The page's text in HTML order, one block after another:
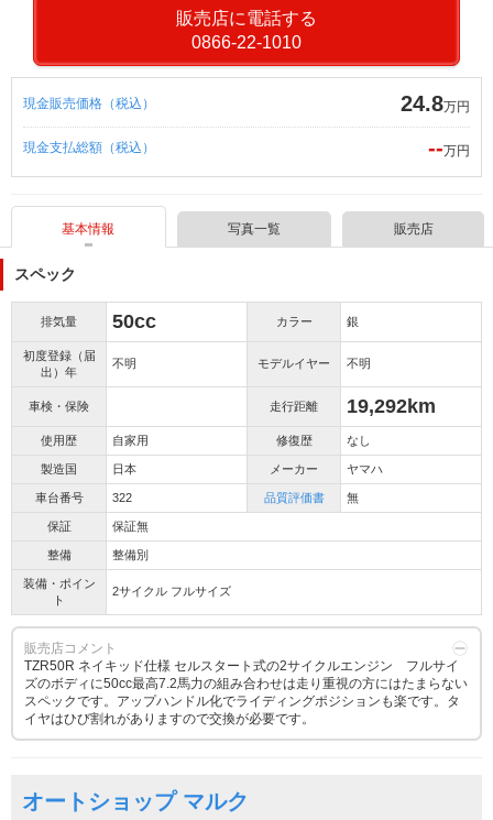
販売店に電話する
0866-22-1010
現金販売価格（税込） 24.8万円
現金支払総額（税込） --万円
基本情報 写真一覧 販売店
スペック
排気量 50cc カラー 銀
初度登録（届
出）年
不明 モデルイヤー 不明
車検・保険 走行距離 19,292km
使用歴 自家用 修復歴 なし
製造国 日本 メーカー ヤマハ
車台番号 322 品質評価書 無
保証 保証無
整備 整備別
装備・ポイン
ト
2サイクル フルサイズ
販売店コメント
TZR50R ネイキッド仕様 セルスタート式の2サイクルエンジン フルサイ
ズのボディに50cc最高7.2馬力の組み合わせは走り重視の方にはたまらない
スペックです。アップハンドル化でライディングポジションも楽です。タ
イヤはひび割れがありますので交換が必要です。
オートショップ マルク